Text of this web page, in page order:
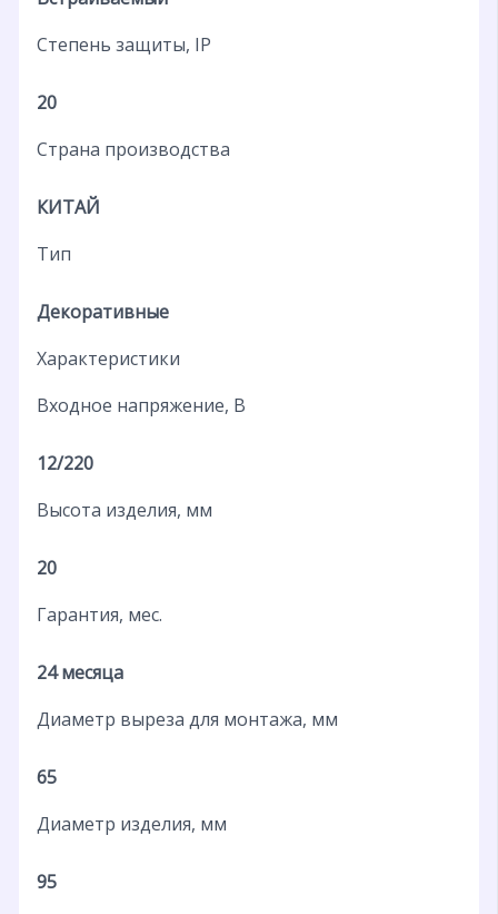
Степень защиты, IP
20
Страна производства
КИТАЙ
Тип
Декоративные
Характеристики
Входное напряжение, В
12/220
Высота изделия, мм
20
Гарантия, мес.
24 месяца
Диаметр выреза для монтажа, мм
65
Диаметр изделия, мм
95